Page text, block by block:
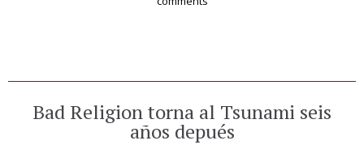
Bad Religion torna al Tsunami seis
años depués